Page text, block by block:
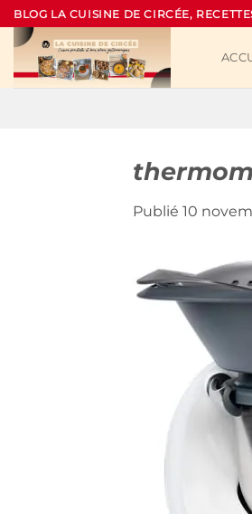
Passer
au
contenu
BLOG LA CUISINE DE CIRCÉE,
Publié 10